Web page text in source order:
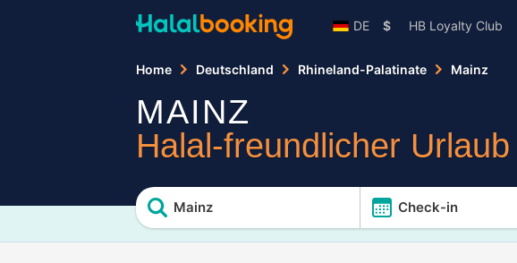
DE $ HB Loyalty Club
Home Deutschland Rhineland-Palatinate Mainz
MAINZ
Halal-freundlicher Urlaub
Mainz Check-in